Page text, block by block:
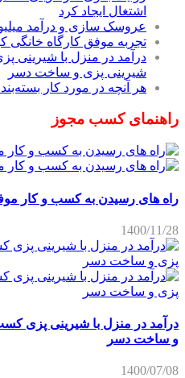
اشتغال ایجاد کرد
عروسک سازی و درآمد
تجربه موفق کارگاه خانگی
درآمد در منزل با شیرینی
شیرینی پزی و ساخت دسر
هر آنچه در مورد کار
راهنمای کسب مجوز
راه های رسیدن به کسب و کار
1400/11/28
درآمد در منزل با شیرینی پزی
و ساخت دسر
1400/07/08